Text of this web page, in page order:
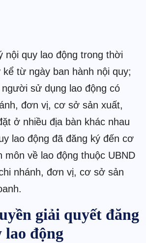
nội quy lao động trong thời
kể từ ngày ban hành nội quy;
sử dụng lao động có
đơn vị, cơ sở sản xuất,
ở nhiều địa bàn khác nhau
lao động đã đăng ký đến cơ
môn về lao động thuộc UBND
nhánh, đơn vị, cơ sở sản
giải quyết đăng
động